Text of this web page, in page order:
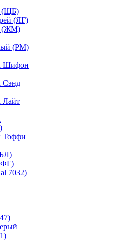
(ЩБ)
(ЯГ)
(ЖМ)
(РМ)
Шифон
Сэнд
Лайт
Тоффи
7032)